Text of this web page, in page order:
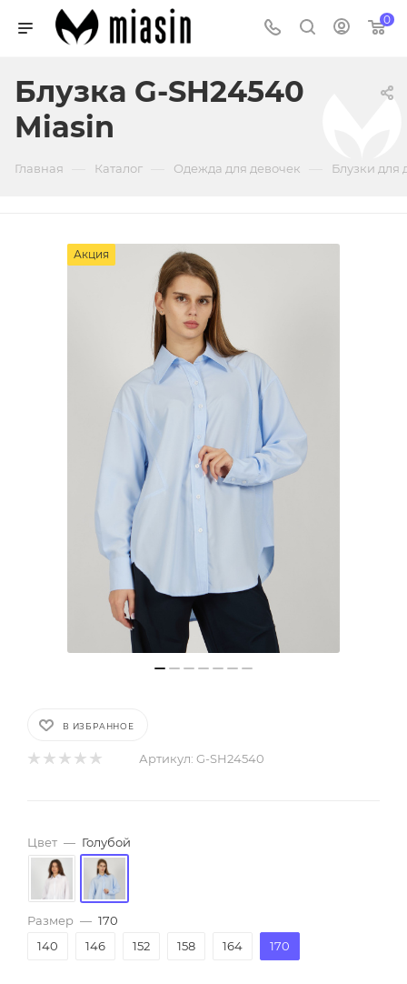
0
Блузка G-SH24540
Miasin
Главная Каталог Одежда для девочек Блузки для
Акция
В ИЗБРАННОЕ
Артикул: G-SH24540
Цвет — Голубой
Размер — 170
140
146 152 158 164 170